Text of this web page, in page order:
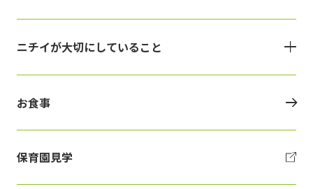
ニチイが大切にしていること
お食事
保育園見学